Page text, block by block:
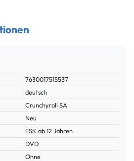
7630017515537
deutsch
Crunchyroll SA
Neu
FSK ab 12 Jahren
DVD
Ohne